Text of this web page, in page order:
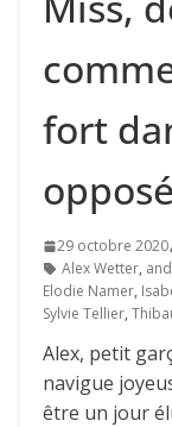
fort
29 octobre 2020
Alex Wetter,
Elodie Namer,
Sylvie Tellier,
Alex, petit
navigue
être un jour